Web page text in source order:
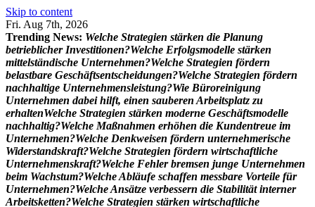
Skip to content
Fri. Aug 7th, 2026
Trending News: Welche Strategien stärken die Planung
betrieblicher Investitionen?Welche Erfolgsmodelle stärken
mittelständische Unternehmen?Welche Strategien fördern
belastbare Geschäftsentscheidungen?Welche Strategien fördern
nachhaltige Unternehmensleistung?Wie Büroreinigung
Unternehmen dabei hilft, einen sauberen Arbeitsplatz zu
erhaltenWelche Strategien stärken moderne Geschäftsmodelle
nachhaltig?Welche Maßnahmen erhöhen die Kundentreue im
Unternehmen?Welche Denkweisen fördern unternehmerische
Widerstandskraft?Welche Strategien fördern wirtschaftliche
Unternehmenskraft?Welche Fehler bremsen junge Unternehmen
beim Wachstum?WelcheAbläufe schaffen messbare Vorteile für
Unternehmen?WelcheAnsätze verbessern die Stabilität interner
Arbeitsketten?Welche Strategien stärken wirtschaftliche